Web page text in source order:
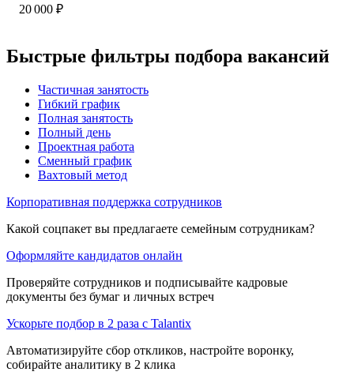
20 000 ₽
Быстрые фильтры подбора вакансий
Частичная занятость
Гибкий график
Полная занятость
Полный день
Проектная работа
Сменный график
Вахтовый метод
Корпоративная поддержка сотрудников
Какой соцпакет вы предлагаете семейным сотрудникам?
Оформляйте кандидатов онлайн
Проверяйте сотрудников и подписывайте кадровые
документы без бумаг и личных встреч
Ускорьте подбор в 2 раза с Talantix
Автоматизируйте сбор откликов, настройте воронку,
собирайте аналитику в 2 клика